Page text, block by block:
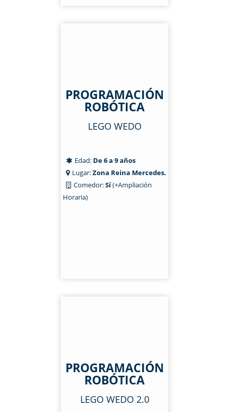
PROGRAMACIÓN
ROBÓTICA
LEGO WEDO
Edad: De 6 a 9 años
Lugar:Zona Reina Mercedes.
Comedor:Sí(+Ampliación
Horaria)
PROGRAMACIÓN
ROBÓTICA
LEGO WEDO 2.0